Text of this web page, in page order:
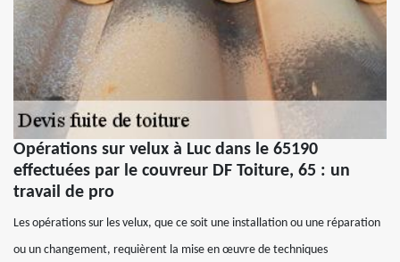
Opérations sur velux à Luc dans le 65190
effectuées par le couvreur DF Toiture, 65 : un
travail de pro
Les opérations sur les velux, que ce soit une installation ou une réparation
ou un changement, requièrent la mise en œuvre de techniques